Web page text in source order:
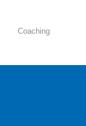
Coaching